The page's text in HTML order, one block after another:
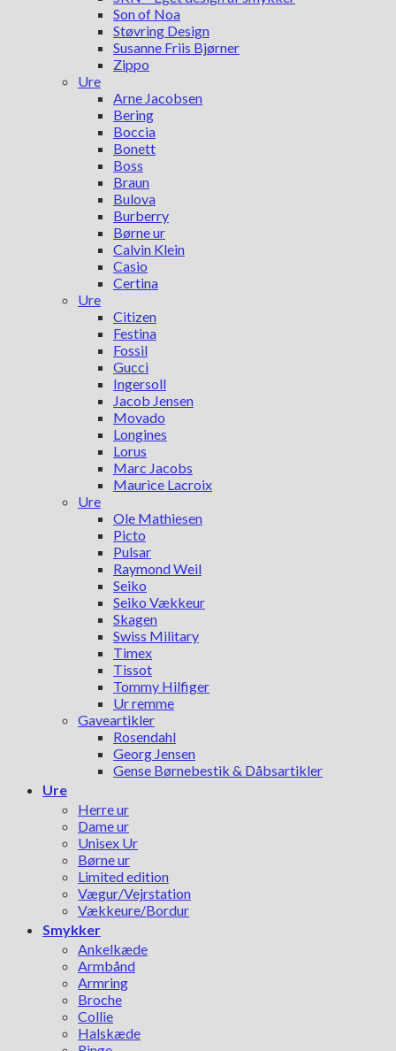
Son of Noa
Støvring Design
Susanne Friis Bjørner
Zippo
Ure
Arne Jacobsen
Bering
Boccia
Bonett
Boss
Braun
Bulova
Burberry
Børne ur
Calvin Klein
Casio
Certina
Ure
Citizen
Festina
Fossil
Gucci
Ingersoll
Jacob Jensen
Movado
Longines
Lorus
Marc Jacobs
Maurice Lacroix
Ure
Ole Mathiesen
Picto
Pulsar
Raymond Weil
Seiko
Seiko Vækkeur
Skagen
Swiss Military
Timex
Tissot
Tommy Hilfiger
Ur remme
Gaveartikler
Rosendahl
Georg Jensen
Gense Børnebestik & Dåbsartikler
Ure
Herre ur
Dame ur
Unisex Ur
Børne ur
Limited edition
Vægur/Vejrstation
Vækkeure/Bordur
Smykker
Ankelkæde
Armbånd
Armring
Broche
Collie
Halskæde